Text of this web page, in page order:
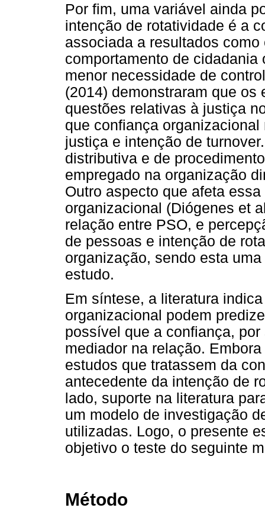
Por fim, uma variável ainda
intenção de rotatividade é a
associada a resultados
comportamento de
menor necessidade de
(2014) demonstraram que
questões relativas à justiça
que confiança
justiça e intenção de
distributiva e de
empregado na organização
Outro aspecto que afeta
organizacional (Diógenes et
relação entre PSO, e
de pessoas e intenção de
organização, sendo esta
estudo.
Em síntese, a literatura
organizacional podem
possível que a confiança,
mediador na relação.
estudos que tratassem da
antecedente da intenção de
lado, suporte na literatura
um modelo de investigação
utilizadas. Logo, o presente
objetivo o teste do seguinte
Método